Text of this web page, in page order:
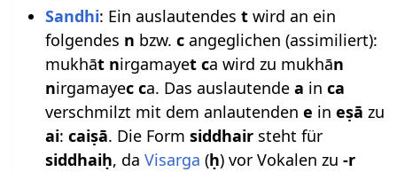
Sandhi: Ein auslautendes twird an ein
folgendes n bzw. cangeglichen (assimiliert):
mukhāt nirgamayet ca wird zu mukhān
nirgamayec ca. Das auslautende a in ca
verschmilzt mit dem anlautenden e in eṣā zu
ai: caiṣā. Die Form siddhairsteht für
siddhaiḥ, da Visarga (ḥ) vor Vokalen zu -r